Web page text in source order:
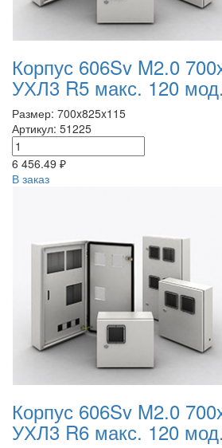
Корпус 606Sv M2.0
УХЛ3 R5 макс. 120 мод.
Размер: 700x825x115
Артикул: 51225
6 456.49 ₽
В заказ
Корпус 606Sv M2.0
УХЛ3 R6 макс. 120 мод.